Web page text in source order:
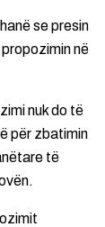
se presin
në
nuk do të
për zbatimin
të